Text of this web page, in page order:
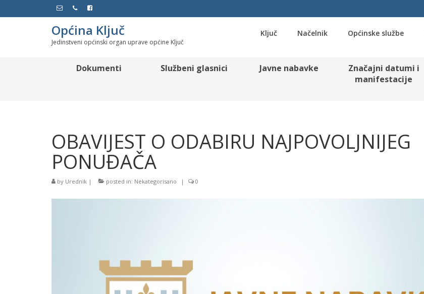
Općina Ključ
Jedinstveni općinski organ uprave općine Ključ
Ključ Načelnik Općinske službe
Dokumenti Službeni glasnici Javne nabavke
Značajni datumi i
manifestacije
OBAVIJEST O ODABIRU NAJPOVOLJNIJEG
PONUÐAČA
by Urednik | posted in: Nekategorisano | 0